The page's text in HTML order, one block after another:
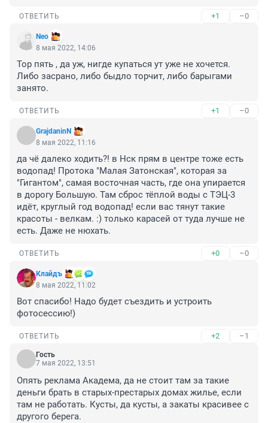
ОТВЕТИТЬ +1 –0
Nео
8 мая 2022, 14:06
Тор пять , да уж, нигде купаться ут уже не хочется.
Либо засрано, либо быдло торчит, либо барыгами
занято.
ОТВЕТИТЬ +1 –0
GrajdaninN
8 мая 2022, 11:16
да чё далеко ходить?! в Нск прям в центре тоже есть
водопад! Протока "Малая Затонская", которая за
"Гигантом", самая восточная часть, где она упирается
в дорогу Большую. Там сброс тёплой воды с ТЭЦ-3
идёт, круглый год водопад! если вас тянут такие
красоты - велкам. :) только карасей от туда лучше не
есть. Даже не нюхать.
ОТВЕТИТЬ +0 –0
Клайдъ
8 мая 2022, 11:02
Вот спасибо! Надо будет съездить и устроить
фотосессию!)
ОТВЕТИТЬ +2 –1
Гость
7 мая 2022, 13:51
Опять реклама Академа, да не стоит там за такие
деньги брать в старых-престарых домах жилье, если
там не работать. Кусты, да кусты, а закаты красивее с
другого берега.